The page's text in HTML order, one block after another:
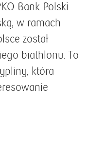
Bank Polski
w ramach
został
biathlonu. To
która